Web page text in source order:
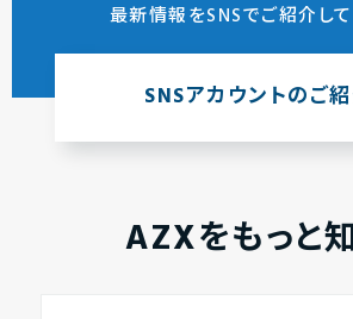
最新情報をSNSでご紹介し
SNSアカウントのご
AZXをもっと